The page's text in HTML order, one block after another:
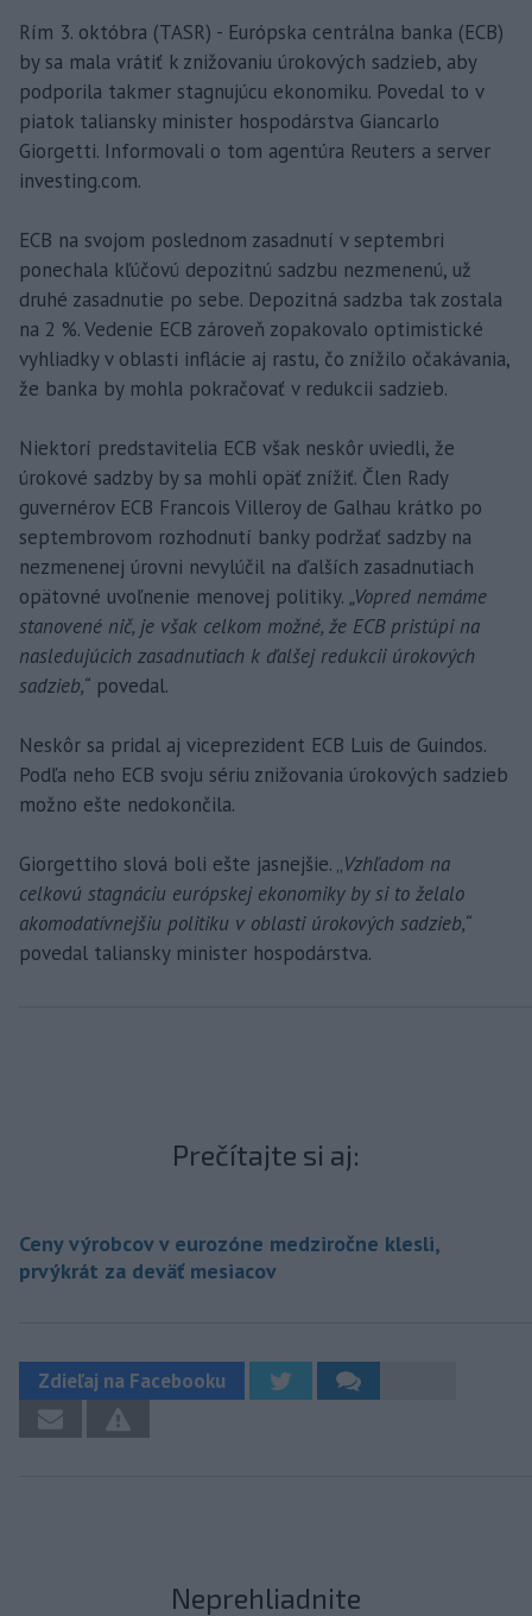
Rím 3. októbra (TASR) - Európska centrálna banka (ECB)
by sa mala vrátiť k znižovaniu úrokových sadzieb, aby
podporila takmer stagnujúcu ekonomiku. Povedal to v
piatok taliansky minister hospodárstva Giancarlo
Giorgetti. Informovali o tom agentúra Reuters a server
investing.com.
ECB na svojom poslednom zasadnutí v septembri
ponechala kľúčovú depozitnú sadzbu nezmenenú, už
druhé zasadnutie po sebe. Depozitná sadzba tak zostala
na 2 %. Vedenie ECB zároveň zopakovalo optimistické
vyhliadky v oblasti inflácie aj rastu, čo znížilo očakávania,
že banka by mohla pokračovať v redukcii sadzieb.
Niektorí predstavitelia ECB však neskôr uviedli, že
úrokové sadzby by sa mohli opäť znížiť. Člen Rady
guvernérov ECB Francois Villeroy de Galhau krátko po
septembrovom rozhodnutí banky podržať sadzby na
nezmenenej úrovni nevylúčil na ďalších zasadnutiach
opätovné uvoľnenie menovej politiky. „Vopred nemáme
stanovené nič, je však celkom možné, že ECB pristúpi na
nasledujúcich zasadnutiach k ďalšej redukcii úrokových
sadzieb,“ povedal.
Neskôr sa pridal aj viceprezident ECB Luis de Guindos.
Podľa neho ECB svoju sériu znižovania úrokových sadzieb
možno ešte nedokončila.
Giorgettiho slová boli ešte jasnejšie. „Vzhľadom na
celkovú stagnáciu európskej ekonomiky by si to želalo
akomodatívnejšiu politiku v oblasti úrokových sadzieb,“
povedal taliansky minister hospodárstva.
Prečítajte si aj:
Ceny výrobcov v eurozóne medziročne klesli,
prvýkrát za deväť mesiacov
Zdieľaj na Facebooku
Neprehliadnite